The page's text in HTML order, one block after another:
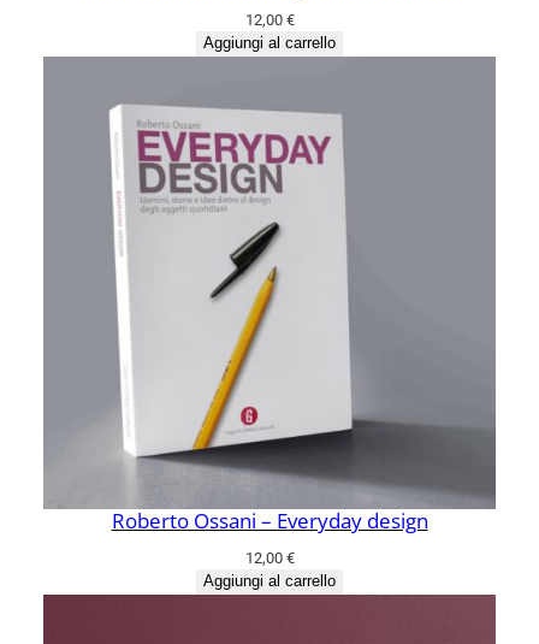
12,00 €
Aggiungi al carrello
Roberto Ossani – Everyday design
12,00 €
Aggiungi al carrello